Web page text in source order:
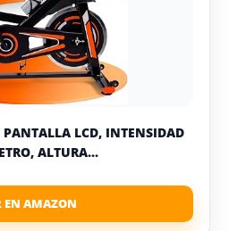
LCD, INTENSIDAD
ALTURA...